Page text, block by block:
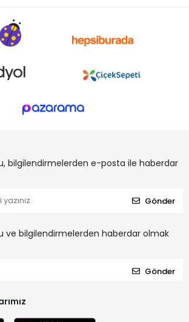
bilgilendirmelerden e-posta ile haberdar
Gönder
ve bilgilendirmelerden haberdar olmak
Gönder